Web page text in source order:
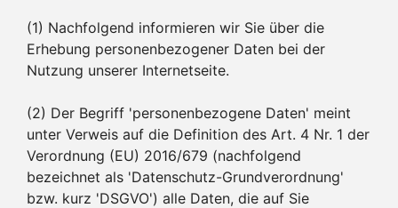
(1) Nachfolgend informieren wir Sie über die
Erhebung personenbezogener Daten bei der
Nutzung unserer Internetseite.
(2) Der Begriff 'personenbezogene Daten' meint
unter Verweis auf die Definition des Art. 4 Nr. 1 der
Verordnung (EU) 2016/679 (nachfolgend
bezeichnet als 'Datenschutz-Grundverordnung'
bzw. kurz 'DSGVO') alle Daten, die auf Sie